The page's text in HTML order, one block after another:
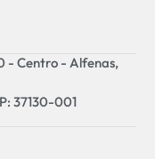
- Centro - Alfenas,
37130-001